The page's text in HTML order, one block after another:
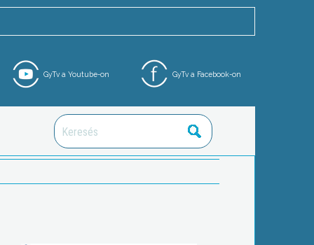
GyTv a Facebook-on
GyTv a Youtube-on